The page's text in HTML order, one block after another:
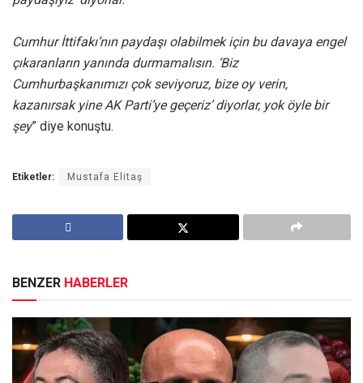
Cumhur İttifakı’nın paydaşı olabilmek için bu davaya engel
çıkaranların yanında durmamalısın. ‘Biz
Cumhurbaşkanımızı çok seviyoruz, bize oy verin,
kazanırsak yine AK Parti’ye geçeriz’ diyorlar, yok öyle bir
şey” diye konuştu.
Etiketler: Mustafa Elitaş
BENZER HABERLER